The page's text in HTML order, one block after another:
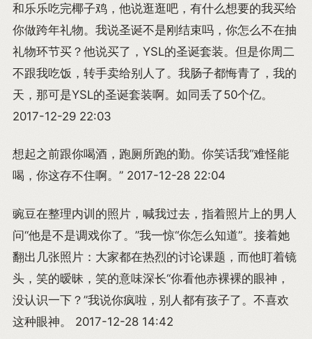
和乐乐吃完椰子鸡，他说逛逛吧，有什么想要的我买给
你做跨年礼物。我说圣诞不是刚结束吗，你怎么不在抽
礼物环节买？他说买了，YSL的圣诞套装。但是你周二
不跟我吃饭，转手卖给别人了。我肠子都悔青了，我的
天，那可是YSL的圣诞套装啊。如同丢了50个亿。
2017-12-29 22:03
想起之前跟你喝酒，跑厕所跑的勤。你笑话我“难怪能
喝，你这存不住啊。” 2017-12-28 22:04
豌豆在整理内训的照片，喊我过去，指着照片上的男人
问“他是不是调戏你了。”我一惊“你怎么知道”。接着她
翻出几张照片：大家都在热烈的讨论课题，而他盯着镜
头，笑的暧昧，笑的意味深长“你看他赤裸裸的眼神，
没认识一下？”我说你疯啦，别人都有孩子了。不喜欢
这种眼神。 2017-12-28 14:42